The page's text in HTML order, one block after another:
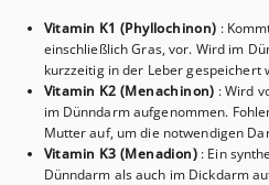
Vitamin K1 (Phyllochinon) :
einschließlich Gras, vor. Wird im
kurzzeitig in der Leber gespeichert
Vitamin K2 (Menachinon) : Wird
im Dünndarm aufgenommen.
Mutter auf, um die notwendigen
Vitamin K3 (Menadion): Ein
Dünndarm als auch im Dickdarm